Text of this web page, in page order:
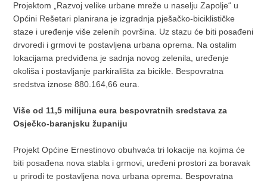
Projektom „Razvoj velike urbane mreže u naselju Zapolje“ u
Općini Rešetari planirana je izgradnja pješačko-biciklističke
staze i uređenje više zelenih površina. Uz stazu će biti posađeni
drvoredi i grmovi te postavljena urbana oprema. Na ostalim
lokacijama predviđena je sadnja novog zelenila, uređenje
okoliša i postavljanje parkirališta za bicikle. Bespovratna
sredstva iznose 880.164,66 eura.
Više od 11,5 milijuna eura bespovratnih sredstava za
Osječko-baranjsku županiju
Projekt Općine Ernestinovo obuhvaća tri lokacije na kojima će
biti posađena nova stabla i grmovi, uređeni prostori za boravak
u prirodi te postavljena nova urbana oprema. Bespovratna